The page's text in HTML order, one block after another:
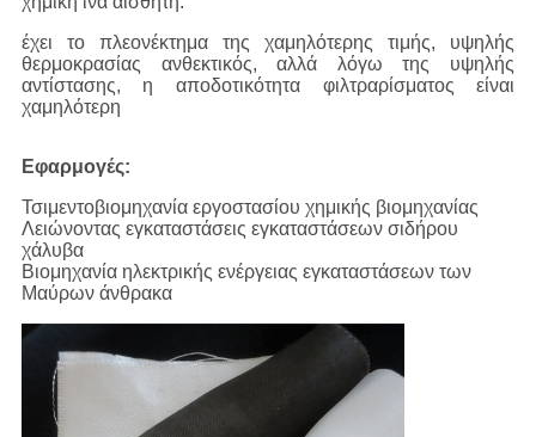
έχει το πλεονέκτημα της χαμηλότερης τιμής, υψηλής
θερμοκρασίας ανθεκτικός, αλλά λόγω της υψηλής
αντίστασης, η αποδοτικότητα φιλτραρίσματος είναι
χαμηλότερη
Εφαρμογές:
Τσιμεντοβιομηχανία εργοστασίου χημικής βιομηχανίας
Λειώνοντας εγκαταστάσεις εγκαταστάσεων σιδήρου
χάλυβα
Βιομηχανία ηλεκτρικής ενέργειας εγκαταστάσεων των
Μαύρων άνθρακα